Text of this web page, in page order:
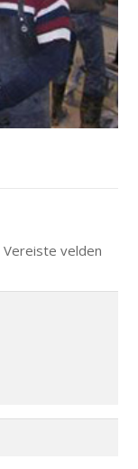
Vereiste velden